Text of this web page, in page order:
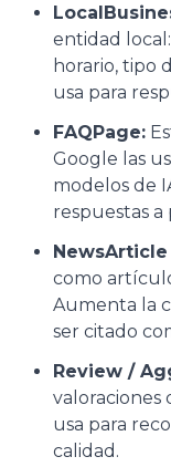
entidad
horario, tipo
usa para
FAQPage:
Google las
modelos de
respuestas a
como
Aumenta la
ser citado
Review /
valoraciones
usa para
calidad.